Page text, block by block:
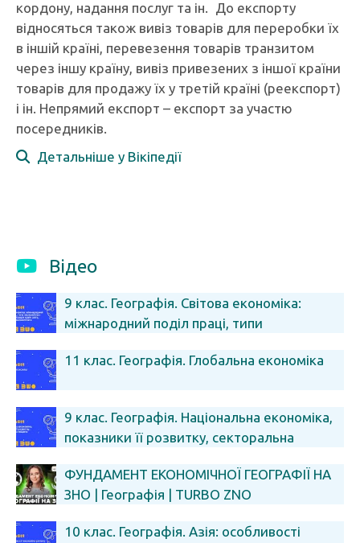
кордону, надання послуг та ін. До експорту
відносяться також вивіз товарів для переробки їх
в іншій країні, перевезення товарів транзитом
через іншу країну, вивіз привезених з іншої країни
товарів для продажу їх у третій країні (реекспорт)
і ін. Непрямий експорт – експорт за участю
посередників.
Детальніше у Вікіпедії
Відео
9 клас. Географія. Світова економіка:
міжнародний поділ праці, типи
11 клас. Географія. Глобальна економіка
9 клас. Географія. Національна економіка,
показники її розвитку, секторальна
ФУНДАМЕНТ ЕКОНОМІЧНОЇ ГЕОГРАФІЇ НА
ЗНО | Географія | TURBO ZNO
10 клас. Географія. Азія: особливості